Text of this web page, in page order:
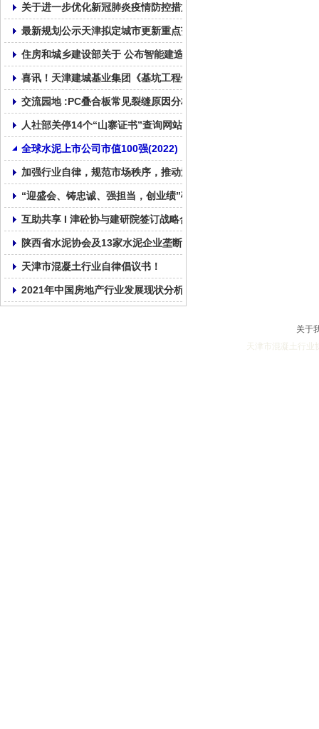
关于进一步优化新冠肺炎疫情防控措施 科学精准做好防控工作的通
最新规划公示天津拟定城市更新重点范围
住房和城乡建设部关于 公布智能建造试点城市的通知
喜讯！天津建城基业集团《基坑工程倾斜桩无支撑绿色支护技术》
交流园地 :PC叠合板常见裂缝原因分析及纠正和预防措施!
人社部关停14个“山寨证书”查询网站!
全球水泥上市公司市值100强(2022)
加强行业自律，规范市场秩序，推动混凝土行业健康发展！
“迎盛会、铸忠诚、强担当，创业绩”砼心砼德再出发!
互助共享 I 津砼协与建研院签订战略合作协议
陕西省水泥协会及13家水泥企业垄断行为处罚4.51亿
天津市混凝土行业自律倡议书！
2021年中国房地产行业发展现状分析
关于
天津市混凝土行